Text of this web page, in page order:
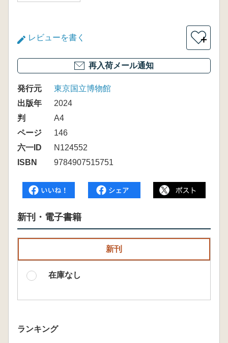
レビューを書く ＋
再入荷メール通知
発行元
東京国立博物館
出版年
2024
判
A4
ページ
146
六一ID
N124552
ISBN
9784907515751
新刊・電子書籍
新刊
在庫なし
ランキング